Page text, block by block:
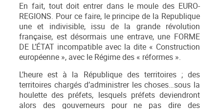
En fait, tout doit entrer dans le moule des EURO-
REGIONS. Pour ce faire, le principe de la Republique
une et indivisible, issu de la grande révolution
française, est désormais une entrave, une FORME
DE L’ÉTAT incompatible avec la dite « Construction
européenne », avec le Régime des « réformes ».
L’heure est à la République des territoires ; des
territoires chargés d’administrer les choses…sous la
houlette des préfets, lesquels préfets deviendront
alors des gouverneurs pour ne pas dire des